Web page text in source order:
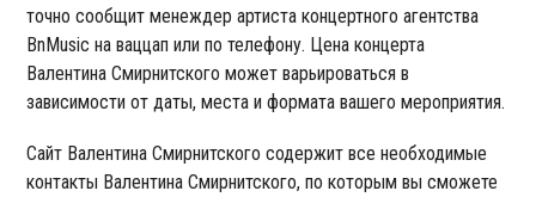
точно сообщит менеждер артиста концертного агентства
BnMusic на ваццап или по телефону. Цена концерта
Валентина Смирнитского может варьироваться в
зависимости от даты, места и формата вашего мероприятия.
Сайт Валентина Смирнитского содержит все необходимые
контакты Валентина Смирнитского, по которым вы сможете